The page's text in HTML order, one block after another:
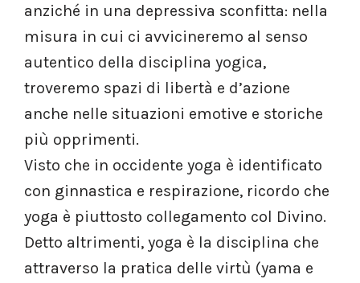
anziché in una depressiva sconfitta: nella
misura in cui ci avvicineremo al senso
autentico della disciplina yogica,
troveremo spazi di libertà e d’azione
anche nelle situazioni emotive e storiche
più opprimenti.
Visto che in occidente yoga è identificato
con ginnastica e respirazione, ricordo che
yoga è piuttosto collegamento col Divino.
Detto altrimenti, yoga è la disciplina che
attraverso la pratica delle virtù (yama e